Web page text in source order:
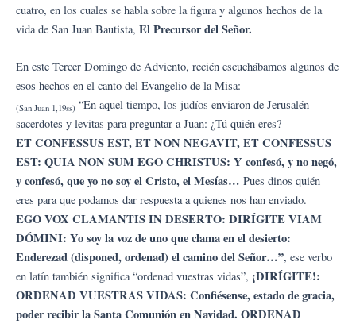
cuatro, en los cuales se habla sobre la figura y algunos hechos de la
vida de San Juan Bautista, El Precursor del Señor.
En este Tercer Domingo de Adviento, recién escuchábamos algunos de
esos hechos en el canto del Evangelio de la Misa:
(San Juan 1,19ss) “En aquel tiempo, los judíos enviaron de Jerusalén
sacerdotes y levitas para preguntar a Juan: ¿Tú quién eres?
ET CONFESSUS EST, ET NON NEGAVIT, ET CONFESSUS
EST: QUIA NON SUM EGO CHRISTUS: Y confesó, y no negó,
y confesó, que yo no soy el Cristo, el Mesías… Pues dinos quién
eres para que podamos dar respuesta a quienes nos han enviado.
EGO VOX CLAMANTIS IN DESERTO: DIRÍGITE VIAM
DÓMINI: Yo soy la voz de uno que clama en el desierto:
Enderezad (disponed, ordenad) el camino del Señor…”, ese verbo
en latín también significa “ordenad vuestras vidas”, ¡DIRÍGITE!:
ORDENAD VUESTRAS VIDAS: Confiésense, estado de gracia,
poder recibir la Santa Comunión en Navidad. ORDENAD